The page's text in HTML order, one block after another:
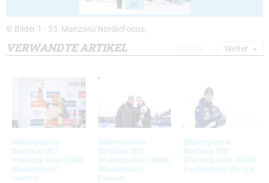
35
© Bilder 1 - 35: Manzoni/NordicFocus;
VERWANDTE ARTIKEL
Bildergalerie
Biathlon IBU
Weltcup Oslo (NOR)
Massenstart
Herren
Bildergalerie
Biathlon IBU
Weltcup Oslo (NOR)
Massenstart
Frauen
Bildergalerie
Biathlon IBU
Weltcup Oslo (NOR)
Verfolgung Herren
Weiter